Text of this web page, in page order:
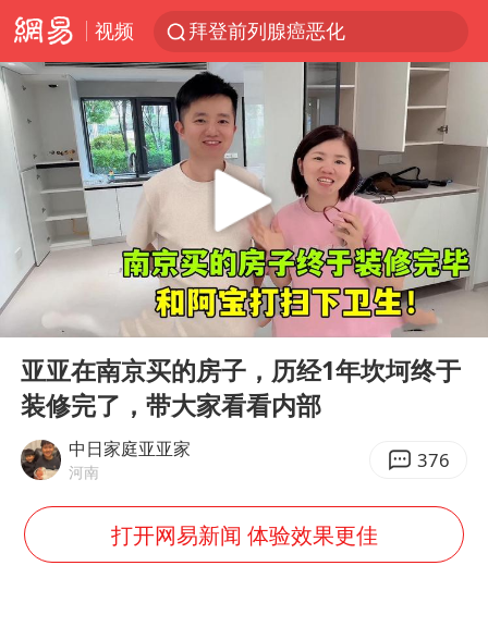
视频
拜登前列腺癌恶化
四川宜宾5.5级地震后余震为何不断
上海轨交全网络地面高架区段限速运行
武契奇会见泽连斯基有何意图
2026“未录满”本科专业排行榜出炉
浙江海域将现5到8米巨浪到狂浪
2026年7月份居民消费价格同比上涨0.5%
“伊斯兰版北约”出现
上海中心城区暴雨预警由橙变红
外国游客的“中国游三件套”火了
白海豚在海上打了个结
上海大部迎大暴雨
Play
05:34
亚亚在南京买的房子，历经1年坎坷终于
装修完了，带大家看看内部
中日家庭亚亚家
河南 376
打开网易新闻 体验效果更佳